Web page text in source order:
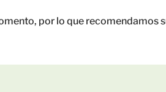
por lo que recomendamos